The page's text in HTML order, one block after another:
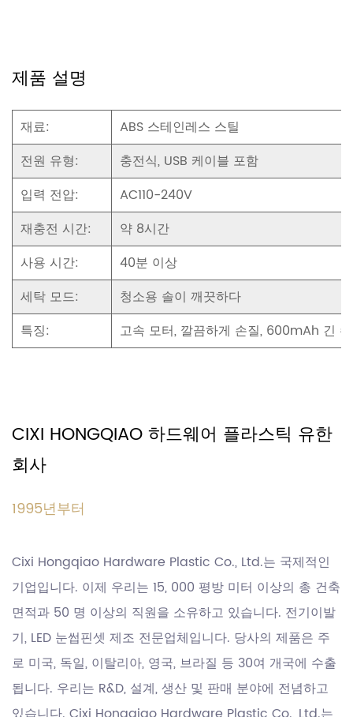
제품 설명
재료:
ABS 스테인레스 스틸
전원 유형:
충전식, USB 케이블 포함
입력 전압:
AC110-240V
재충전 시간:
약 8시간
사용 시간:
40분 이상
세탁 모드:
청소용 솔이 깨끗하다
특징:
고속 모터, 깔끔하게 손질, 600mAh 긴
CIXI HONGQIAO 하드웨어 플라스틱 유한
회사
1995년부터
Cixi Hongqiao Hardware Plastic Co., Ltd.는 국제적인
기업입니다. 이제 우리는 15, 000 평방 미터 이상의 총 건축
면적과 50 명 이상의 직원을 소유하고 있습니다. 전기이발
기, LED 눈썹핀셋 제조 전문업체입니다. 당사의 제품은 주
로 미국, 독일, 이탈리아, 영국, 브라질 등 30여 개국에 수출
됩니다. 우리는 R&D, 설계, 생산 및 판매 분야에 전념하고